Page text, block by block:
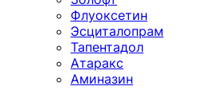
Флуоксетин
Эсциталопрам
Тапентадол
Атаракс
Аминазин